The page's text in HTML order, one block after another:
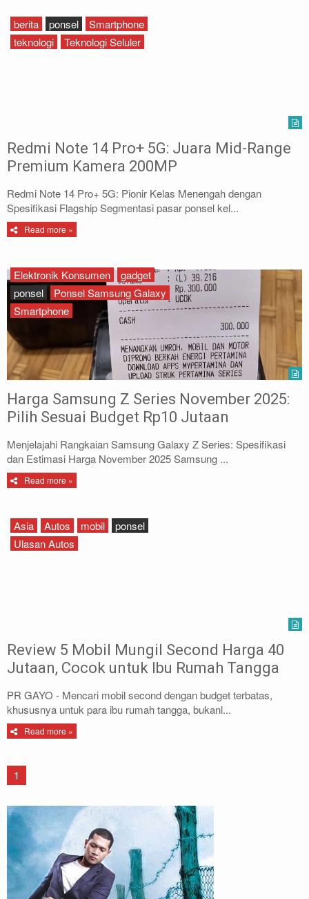
Redmi Note 14 Pro+ 5G: Juara Mid-Range
Premium Kamera 200MP
Redmi Note 14 Pro+ 5G: Pionir Kelas Menengah dengan
Spesifikasi Flagship Segmentasi pasar ponsel kel...
Read more »
berita ponsel
Smartphone
teknologi
Teknologi Seluler
Harga Samsung Z Series November 2025:
Pilih Sesuai Budget Rp10 Jutaan
Menjelajahi Rangkaian Samsung Galaxy Z Series: Spesifikasi
dan Estimasi Harga November 2025 Samsung ...
Read more »
Elektronik Konsumen
gadget
ponsel
Ponsel Samsung Galaxy
Smartphone
Review 5 Mobil Mungil Second Harga 40
Jutaan, Cocok untuk Ibu Rumah Tangga
PR GAYO - Mencari mobil second dengan budget terbatas,
khususnya untuk para ibu rumah tangga, bukanl...
Read more »
Asia Autos mobil
ponsel
Ulasan Autos
1